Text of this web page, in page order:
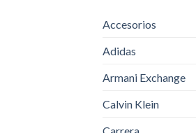
Accesorios
Adidas
Armani Exchange
Calvin Klein